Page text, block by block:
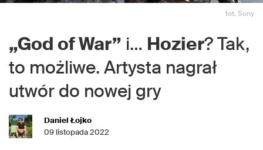
fot. Sony
„God of War” i… Hozier? Tak,
to możliwe. Artysta nagrał
utwór do nowej gry
Daniel Łojko
09 listopada 2022